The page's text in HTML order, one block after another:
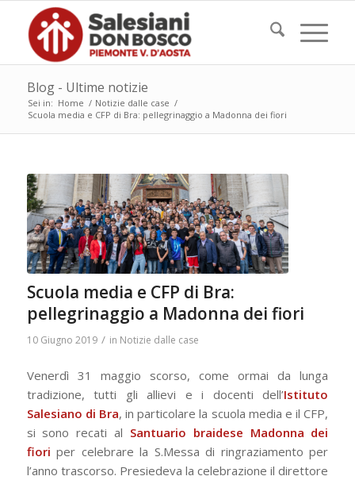
Blog - Ultime notizie
Sei in: Home / Notizie dalle case /
Scuola media e CFP di Bra: pellegrinaggio a Madonna dei fiori
Scuola media e CFP di Bra:
pellegrinaggio a Madonna dei fiori
10 Giugno 2019 / in Notizie dalle case
Venerdì 31 maggio scorso, come ormai da lunga
tradizione, tutti gli allievi e i docenti dell’Istituto
Salesiano di Bra, in particolare la scuola media e il CFP,
si sono recati al Santuario braidese Madonna dei
fiori per celebrare la S.Messa di ringraziamento per
l’anno trascorso. Presiedeva la celebrazione il direttore